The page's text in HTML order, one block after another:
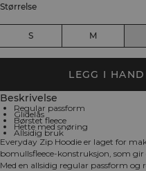
Størrelse
S M
LEGG I
Beskrivelse
Regular passform
Glidelås
Børstet fleece
Hette med snøring
Allsidig bruk
Everyday Zip Hoodie er laget for
bomullsfleece-konstruksjon, som
Med en allsidig regular passform